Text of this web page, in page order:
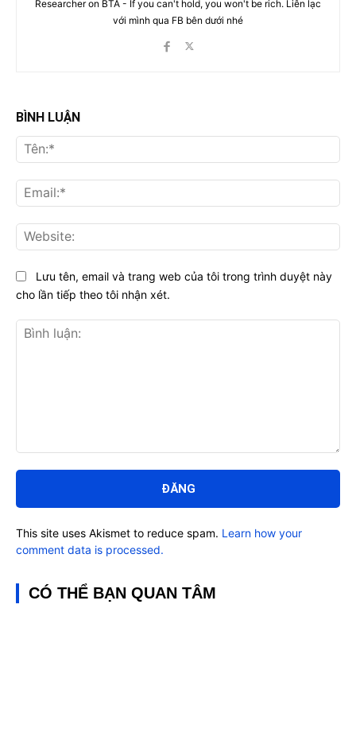
Researcher on BTA - If you can't hold, you won't be rich. Liên lạc
với mình qua FB bên dưới nhé
BÌNH LUẬN
luận:
Lưu tên, email và trang web của tôi trong trình duyệt này
cho lần tiếp theo tôi nhận xét.
This site uses Akismet to reduce spam. Learn how your
comment data is processed.
CÓ THỂ BẠN QUAN TÂM